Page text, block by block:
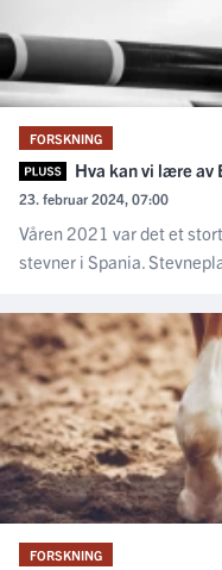
FORSKNING
Hva kan vi lære av
23. februar 2024, 07:00
Våren 2021 var det et
stevner i Spania.
FORSKNING